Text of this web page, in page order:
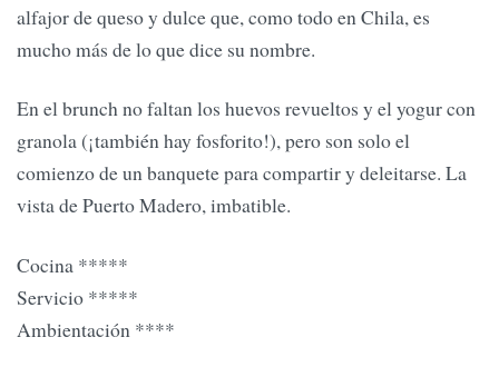
alfajor de queso y dulce que, como todo en Chila, es
mucho más de lo que dice su nombre.
En el brunch no faltan los huevos revueltos y el yogur con
granola (¡también hay fosforito!), pero son solo el
comienzo de un banquete para compartir y deleitarse. La
vista de Puerto Madero, imbatible.
Cocina *****
Servicio *****
Ambientación ****